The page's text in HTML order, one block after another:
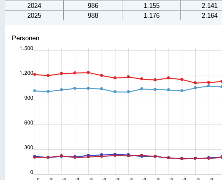
2024
986 1.155
2.141
2025
988 1.176 2.164